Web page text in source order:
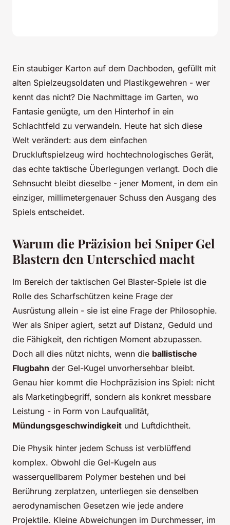
Ein staubiger Karton auf dem Dachboden, gefüllt mit
alten Spielzeugsoldaten und Plastikgewehren - wer
kennt das nicht? Die Nachmittage im Garten, wo
Fantasie genügte, um den Hinterhof in ein
Schlachtfeld zu verwandeln. Heute hat sich diese
Welt verändert: aus dem einfachen
Druckluftspielzeug wird hochtechnologisches Gerät,
das echte taktische Überlegungen verlangt. Doch die
Sehnsucht bleibt dieselbe - jener Moment, in dem ein
einziger, millimetergenauer Schuss den Ausgang des
Spiels entscheidet.
Warum die Präzision bei Sniper Gel
Blastern den Unterschied macht
Im Bereich der taktischen Gel Blaster-Spiele ist die
Rolle des Scharfschützen keine Frage der
Ausrüstung allein - sie ist eine Frage der Philosophie.
Wer als Sniper agiert, setzt auf Distanz, Geduld und
die Fähigkeit, den richtigen Moment abzupassen.
Doch all dies nützt nichts, wenn die ballistische
Flugbahn der Gel-Kugel unvorhersehbar bleibt.
Genau hier kommt die Hochpräzision ins Spiel: nicht
als Marketingbegriff, sondern als konkret messbare
Leistung - in Form von Laufqualität,
Mündungsgeschwindigkeit und Luftdichtheit.
Die Physik hinter jedem Schuss ist verblüffend
komplex. Obwohl die Gel-Kugeln aus
wasserquellbarem Polymer bestehen und bei
Berührung zerplatzen, unterliegen sie denselben
aerodynamischen Gesetzen wie jede andere
Projektile. Kleine Abweichungen im Durchmesser, im